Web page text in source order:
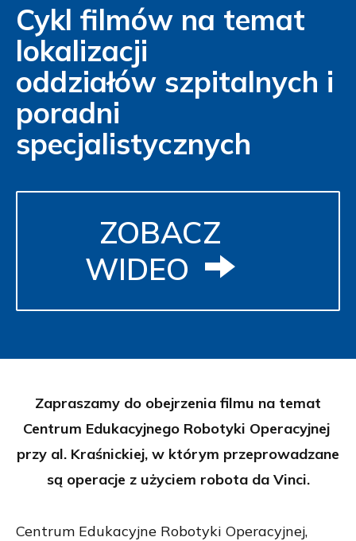
Cykl filmów na temat
lokalizacji
oddziałów szpitalnych i
poradni
specjalistycznych
ZOBACZ
WIDEO
Zapraszamy do obejrzenia filmu na temat
Centrum Edukacyjnego Robotyki Operacyjnej
przy al. Kraśnickiej, w którym przeprowadzane
są operacje z użyciem robota da Vinci.
Centrum Edukacyjne Robotyki Operacyjnej,